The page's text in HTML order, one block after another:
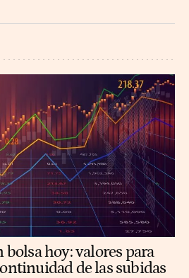
hoy: valores para
de las subidas